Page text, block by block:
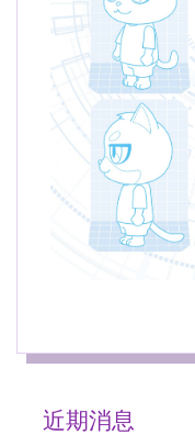
近期消息